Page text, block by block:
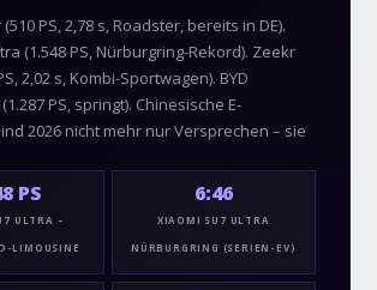
PS, 2,78 s, Roadster, bereits in DE).
(1.548 PS, Nürburgring-Rekord). Zeekr
2,02 s, Kombi-Sportwagen). BYD
PS, springt). Chinesische E-
2026 nicht mehr nur Versprechen – sie
PS
ULTRA –
LIMOUSINE
6:46
XIAOMI SU7 ULTRA
NÜRBURGRING (SERIEN-EV)